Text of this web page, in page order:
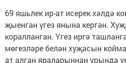
69 яшьлек ир-ат исерек хәлдә
җыенган үгез янына кергән.
коралланган. Үгез иргә
мөгезләре белән хуҗасын
ат алган яраларыннан урында